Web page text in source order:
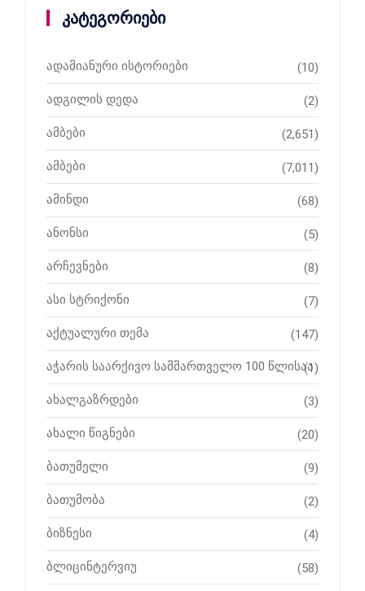
კატეგორიები
ადამიანური ისტორიები (10)
ადგილის დედა (2)
ამბები (2,651)
ამბები (7,011)
ამინდი (68)
ანონსი (5)
არჩევნები (8)
ასი სტრიქონი (7)
აქტუალური თემა (147)
აჭარის საარქივო სამმართველო 100 წლისაა
(1)
ახალგაზრდები (3)
ახალი წიგნები (20)
ბათუმელი (9)
ბათუმობა (2)
ბიზნესი (4)
ბლიცინტერვიუ (58)